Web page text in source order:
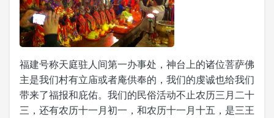
福建号称天庭驻人间第一办事处，神台上的诸位菩萨佛
主是我们村有立庙或者庵供奉的，我们的虔诚也给我们
带来了福报和庇佑。我们的民俗活动不止农历三月二十
三，还有农历十一月初一，和农历十一月十五，是三王